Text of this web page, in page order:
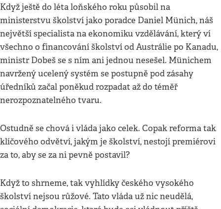
Když ještě do léta loňského roku působil na
ministerstvu školství jako poradce Daniel Münich, náš
největší specialista na ekonomiku vzdělávání, který ví
všechno o financování školství od Austrálie po Kanadu,
ministr Dobeš se s ním ani jednou nesešel. Münichem
navržený ucelený systém se postupně pod zásahy
úředníků začal poněkud rozpadat až do téměř
nerozpoznatelného tvaru.
Ostudně se chová i vláda jako celek. Copak reforma tak
klíčového odvětví, jakým je školství, nestojí premiérovi
za to, aby se za ni pevně postavil?
Když to shrneme, tak vyhlídky českého vysokého
školství nejsou růžové. Tato vláda už nic neudělá,